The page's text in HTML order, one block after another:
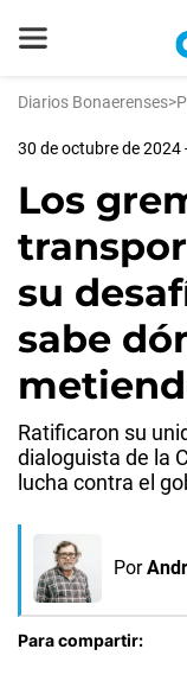
Diarios Bonaerenses>
30 de octubre de 2024
Los
su
sabe
Ratificaron su
dialoguista de la
lucha contra el
Por
Para compartir: